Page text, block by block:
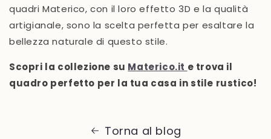
quadri Materico, con il loro effetto 3D e la qualità
artigianale, sono la scelta perfetta per esaltare la
bellezza naturale di questo stile.
Scopri la collezione su Materico.it e trova il
quadro perfetto per la tua casa in stile rustico!
Torna al blog